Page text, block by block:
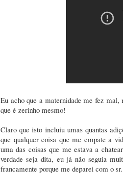
Eu acho que a maternidade me fez mal,
que é zerinho mesmo!
Claro que isto incluiu umas quantas
que qualquer coisa que me empate a
uma das coisas que me estava a
verdade seja dita, eu já não seguia
francamente porque me deparei com o